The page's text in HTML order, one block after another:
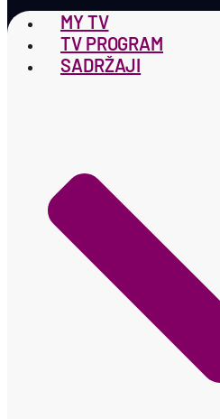
MY TV
TV PROGRAM
SADRŽAJI